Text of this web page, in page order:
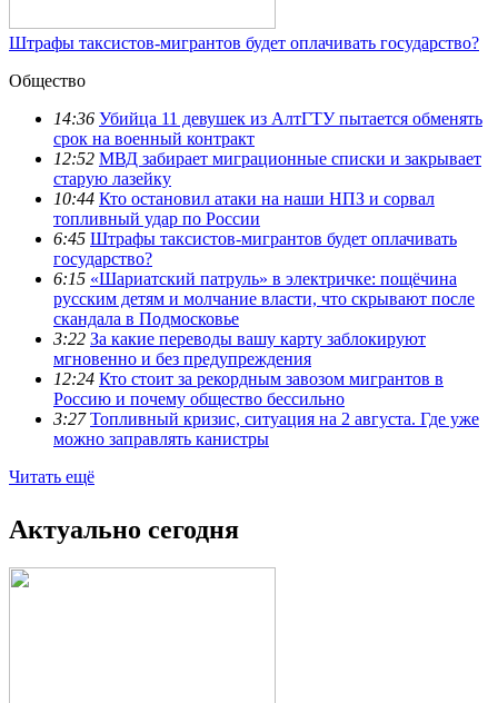
Штрафы таксистов-мигрантов будет оплачивать государство?
Общество
14:36 Убийца 11 девушек из АлтГТУ пытается обменять
срок на военный контракт
12:52 МВД забирает миграционные списки и закрывает
старую лазейку
10:44 Кто остановил атаки на наши НПЗ и сорвал
топливный удар по России
6:45 Штрафы таксистов-мигрантов будет оплачивать
государство?
6:15 «Шариатский патруль» в электричке: пощёчина
русским детям и молчание власти, что скрывают после
скандала в Подмосковье
3:22 За какие переводы вашу карту заблокируют
мгновенно и без предупреждения
12:24 Кто стоит за рекордным завозом мигрантов в
Россию и почему общество бессильно
3:27 Топливный кризис, ситуация на 2 августа. Где уже
можно заправлять канистры
Читать ещё
Актуально сегодня